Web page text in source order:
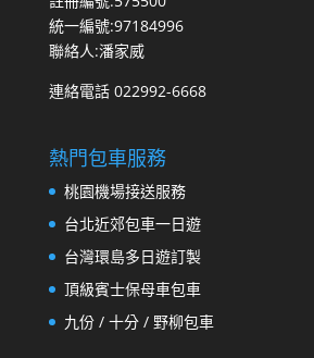
統一編號:97184996
聯絡人:潘家威
連絡電話 022992-6668
熱門包車服務
桃園機場接送服務
台北近郊包車一日遊
台灣環島多日遊訂製
頂級賓士保母車包車
九份 / 十分 / 野柳包車